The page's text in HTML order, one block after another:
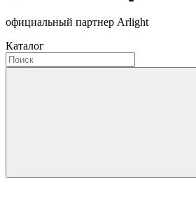
официальный партнер Arlight
Каталог